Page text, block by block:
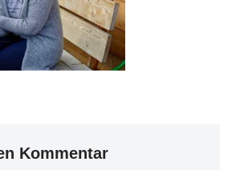
Kommentar